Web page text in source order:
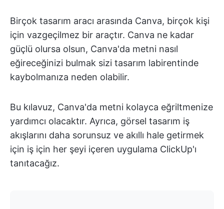
Birçok tasarım aracı arasında Canva, birçok kişi
için vazgeçilmez bir araçtır. Canva ne kadar
güçlü olursa olsun, Canva'da metni nasıl
eğireceğinizi bulmak sizi tasarım labirentinde
kaybolmanıza neden olabilir.
Bu kılavuz, Canva'da metni kolayca eğriltmenize
yardımcı olacaktır. Ayrıca, görsel tasarım iş
akışlarını daha sorunsuz ve akıllı hale getirmek
için iş için her şeyi içeren uygulama ClickUp'ı
tanıtacağız.